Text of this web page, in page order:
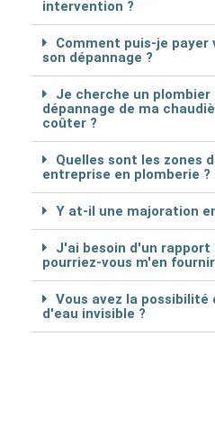
intervention ?
Comment puis-je
son dépannage ?
Je cherche un
dépannage de ma
coûter ?
Quelles sont les zones
entreprise en plomberie ?
Y at-il une majoration
J'ai besoin d'un rapport
pourriez-vous m'en
Vous avez la
d'eau invisible ?